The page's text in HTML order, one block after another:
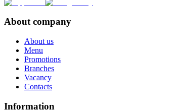
About company
About us
Menu
Promotions
Branches
Vacancy
Contacts
Information